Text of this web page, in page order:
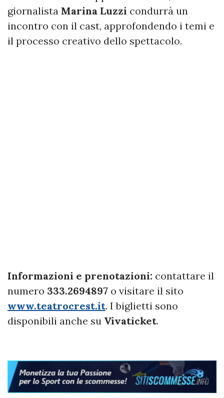
giornalista Marina Luzzi condurrà un
incontro con il cast, approfondendo i temi e
il processo creativo dello spettacolo.
Informazioni e prenotazioni: contattare il
numero 333.2694897 o visitare il sito
www.teatrocrest.it. I biglietti sono
disponibili anche su Vivaticket.